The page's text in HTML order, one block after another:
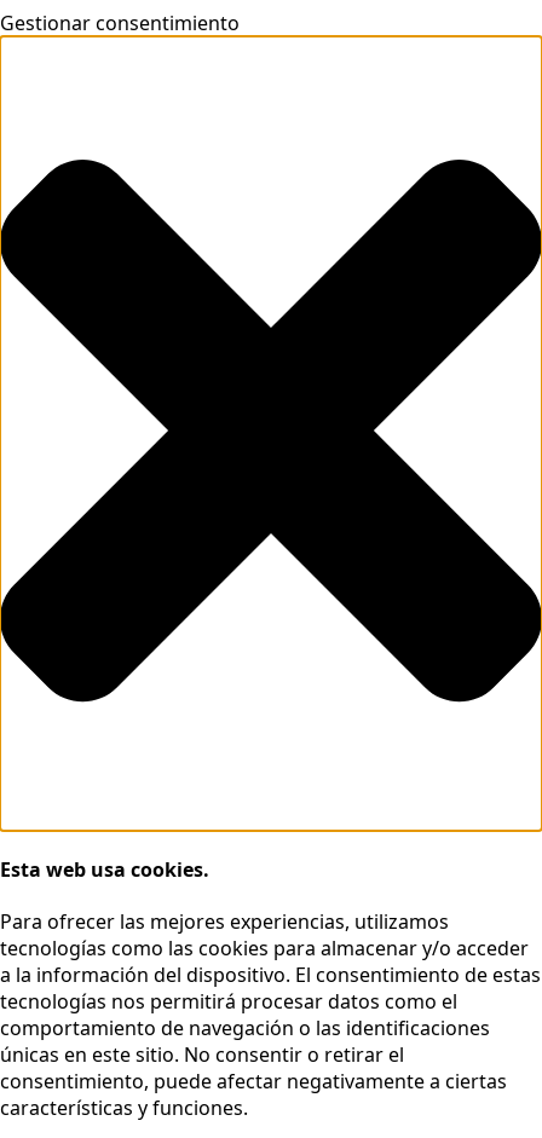
Gestionar consentimiento
Esta web usa cookies.
Para ofrecer las mejores experiencias, utilizamos
tecnologías como las cookies para almacenar y/o acceder
a la información del dispositivo. El consentimiento de estas
tecnologías nos permitirá procesar datos como el
comportamiento de navegación o las identificaciones
únicas en este sitio. No consentir o retirar el
consentimiento, puede afectar negativamente a ciertas
características y funciones.